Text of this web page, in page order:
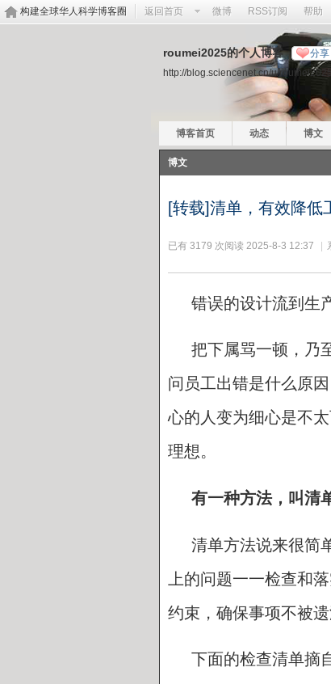
构建全球华人科学博客圈 返回首页 微博 RSS订阅 帮助
roumei2025的个人博客 分享
http://blog.sciencenet.cn/u/roumei2025
博客首页 动态 博文
博文
[转载]清单，有效降低
已有 3179 次阅读 2025-8-3 12:37
错误的设计流到生
把下属骂一顿，乃
问员工出错是什么原
心的人变为细心是不
理想。
有一种方法，叫清
清单方法说来很简
上的问题一一检查和
约束，确保事项不被遗
下面的检查清单摘